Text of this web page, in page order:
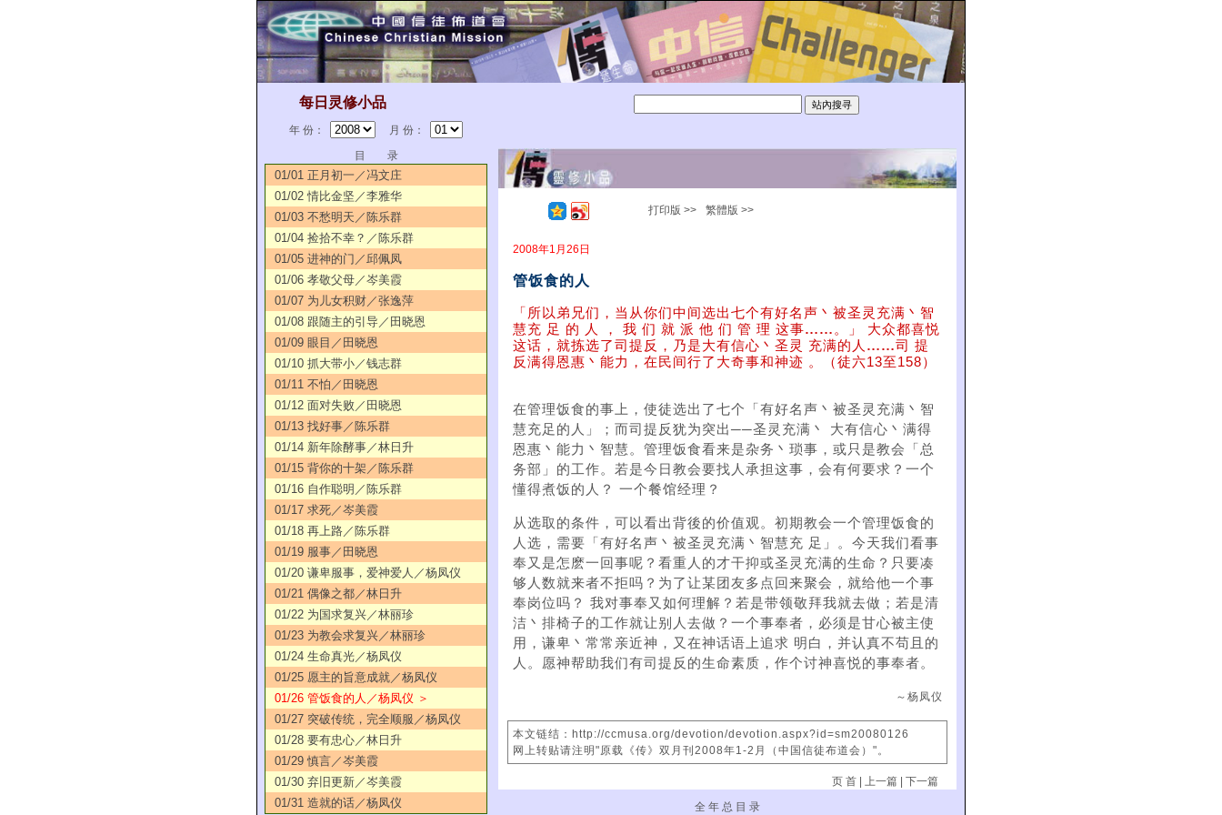
每日灵修小品
年 份：
月 份：
目 录
01/01 正月初一／冯文庄
01/02 情比金坚／李雅华
01/03 不愁明天／陈乐群
01/04 捡拾不幸？／陈乐群
01/05 进神的门／邱佩凤
01/06 孝敬父母／岑美霞
01/07 为儿女积财／张逸萍
01/08 跟随主的引导／田晓恩
01/09 眼目／田晓恩
01/10 抓大带小／钱志群
01/11 不怕／田晓恩
01/12 面对失败／田晓恩
01/13 找好事／陈乐群
01/14 新年除酵事／林日升
01/15 背你的十架／陈乐群
01/16 自作聪明／陈乐群
01/17 求死／岑美霞
01/18 再上路／陈乐群
01/19 服事／田晓恩
01/20 谦卑服事，爱神爱人／杨凤仪
01/21 偶像之都／林日升
01/22 为国求复兴／林丽珍
01/23 为教会求复兴／林丽珍
01/24 生命真光／杨凤仪
01/25 愿主的旨意成就／杨凤仪
01/26 管饭食的人／杨凤仪 ＞
01/27 突破传统，完全顺服／杨凤仪
01/28 要有忠心／林日升
01/29 慎言／岑美霞
01/30 弃旧更新／岑美霞
01/31 造就的话／杨凤仪
打印版 >> 繁體版 >>
2008年1月26日
管饭食的人
「所以弟兄们，当从你们中间选出七个有好名声丶被圣灵充满丶智
慧充 足 的 人 ， 我 们 就 派 他 们 管 理 这事…… 。」 大众都喜悦
这话，就拣选了司提反，乃是大有信心丶圣灵 充满的人 ……司 提
反满得恩惠丶能力，在民间行了大奇事和神迹 。（徒六13至158）
在管理饭食的事上，使徒选出了七个「有好名声丶被圣灵充满丶智
慧充足的人」；而司提反犹为突出──圣灵充满丶 大有信心丶满得
恩惠丶能力丶智慧。管理饭食看来是杂务丶琐事，或只是教会「总
务部」的工作。若是今日教会要找人承担这事，会有何要求？一个
懂得煮饭的人？ 一个餐馆经理？
从选取的条件，可以看出背後的价值观。初期教会一个管理饭食的
人选，需要「有好名声丶被圣灵充满丶智慧充 足」。今天我们看事
奉又是怎麽一回事呢？看重人的才干抑或圣灵充满的生命？只要凑
够人数就来者不拒吗？为了让某团友多点回来聚会，就给他一个事
奉岗位吗？ 我对事奉又如何理解？若是带领敬拜我就去做；若是清
洁丶排椅子的工作就让别人去做？一个事奉者，必须是甘心被主使
用，谦卑丶常常亲近神，又在神话语上追求 明白，并认真不苟且的
人。愿神帮助我们有司提反的生命素质，作个讨神喜悦的事奉者。
～杨凤仪
本文链结：http://ccmusa.org/devotion/devotion.aspx?id=sm20080126
网上转贴请注明"原载《传》双月刊2008年1-2月（中国信徒布道会）"。
页 首 | 上一篇 |下一篇
全 年 总 目 录